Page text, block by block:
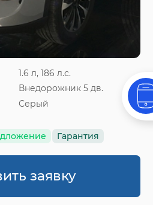
1.6 л, 186 л.с.
Внедорожник 5 дв.
Серый
Гарантия
заявку